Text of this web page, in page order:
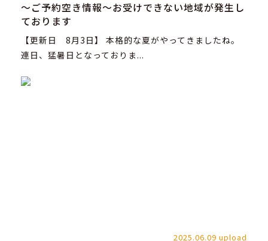
～ご予約空き情報～お受けできない地域が発生し
ております
【更新日 8月3日】 本格的な夏がやってきましたね。
連日、猛暑日となっておりま...
2025.06.09 upload